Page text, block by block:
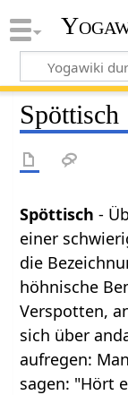
Spöttisch
Spöttisch-
einer
die
höhnische
Verspotten,
sich über
aufregen:
sagen: "Hört